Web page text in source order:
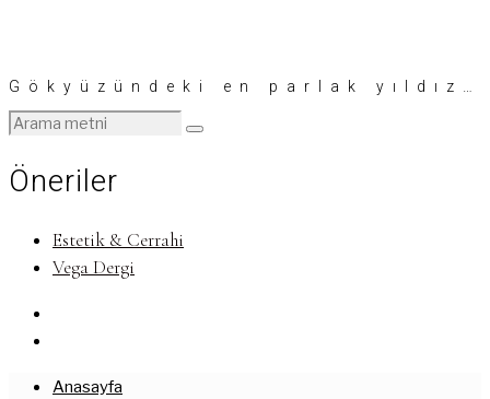
Gökyüzündeki en parlak yıldız…
Öneriler
Estetik & Cerrahi
Vega Dergi
Anasayfa